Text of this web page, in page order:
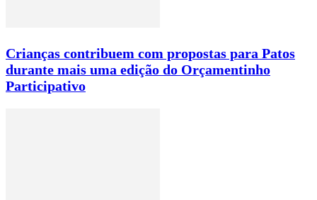
Crianças contribuem com propostas para Patos
durante mais uma edição do Orçamentinho
Participativo